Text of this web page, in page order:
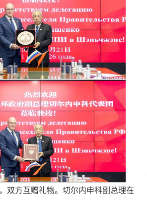
双方互赠礼物。切尔内申科副总理在